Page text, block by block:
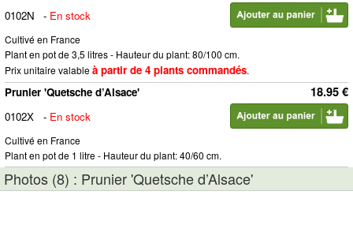
0102N
- En stock
Cultivé en France
Plant en pot de 3,5 litres - Hauteur du plant: 80/100 cm.
Prix unitaire valableà partir de 4 plants commandés.
18.95 €
Prunier 'Quetsche d’Alsace'
0102X
- En stock
Cultivé en France
Plant en pot de 1 litre - Hauteur du plant: 40/60 cm.
Photos (8) : Prunier 'Quetsche d’Alsace'